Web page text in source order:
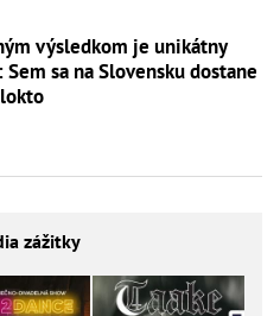
výsledkom je unikátny
Sem sa na Slovensku dostane
zážitky